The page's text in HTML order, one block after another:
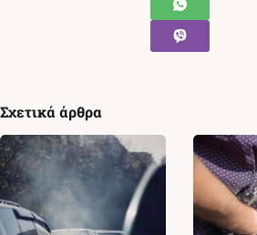
Σχετικά άρθρα